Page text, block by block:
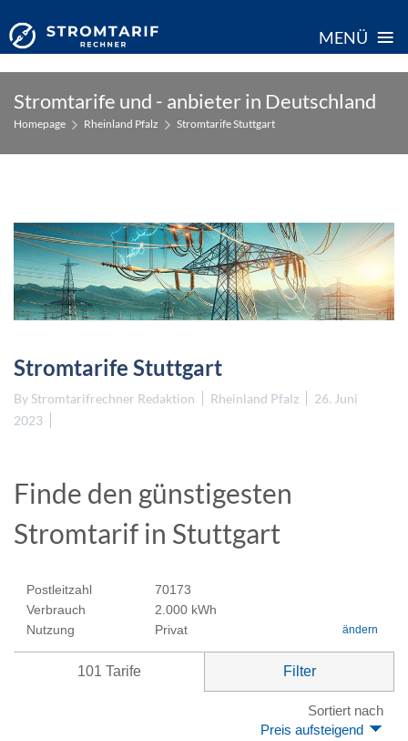
MENÜ ≡
content
Stromtarife und - anbieter in Deutschland
Homepage Rheinland Pfalz Stromtarife Stuttgart
Stromtarife Stuttgart
By Stromtarifrechner Redaktion Rheinland Pfalz
26. Juni
2023
Finde den günstigesten
Stromtarif in Stuttgart